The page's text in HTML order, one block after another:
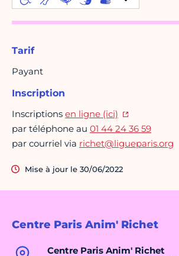
Centre Paris Anim' Richet
Centre Paris Anim' Richet
Tarif
Payant
Inscription
Inscriptions en ligne (ici)
par téléphone au 01 44 24 36 59
par courriel via richet@ligueparis.org
Mise à jour le 30/06/2022